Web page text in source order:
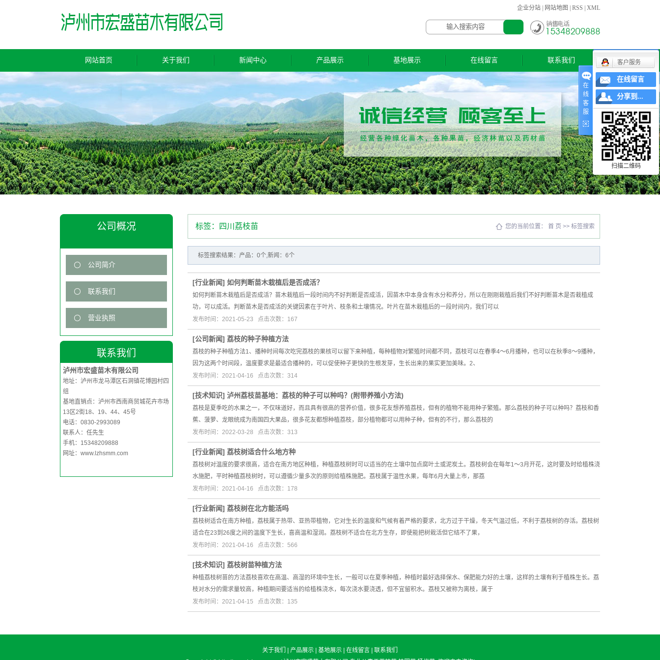
企业分站 网站地图 RSS XML
网站首页 关于我们
营业执照
新闻中心
公司新闻
行业新闻
技术知识
产品展示
绿化苗
经济林苗
药材苗
基地展示
基地展示
在线留言 联系我们
公司概况
公司简介
联系我们
营业执照
联系我们
泸州市宏盛苗木有限公司
地址：泸州市龙马潭区石洞镇花博园村四
组
基地直销点：泸州市西南商贸城花卉市场
13区2街18、19、44、45号
电话：0830-2993089
联系人：任先生
手机：15348209888
网址： www.lzhsmm.com
标签：四川荔枝苗 您的当前位置： 首 页 >> 标签搜索
标签搜索结果：产品：0个,新闻：6个
[行业新闻] 如何判断苗木栽植后是否成活？
如何判断苗木栽植后是否成活？苗木栽植后一段时间内不好判断是否成活，因苗木中本身含有水分和养分，所以在刚刚栽植后我们不好判断苗木是否栽植成
功，可以成活。判断苗木是否成活的关键因素在于叶片、枝条和土壤情况。叶片在苗木栽植后的一段时间内，我们可以
发布时间：2021-05-23 点击次数：167
[公司新闻] 荔枝的种子种植方法
荔枝的种子种植方法1、播种时间每次吃完荔枝的果核可以留下来种植，每种植物对繁殖时间都不同，荔枝可以在春季4～6月播种，也可以在秋季8～9播种，
因为这两个时间段，温度要求是最适合播种的，可以促使种子更快的生根发芽，生长出来的果实更加美味。2、
发布时间：2021-04-16 点击次数：314
[技术知识] 泸州荔枝苗基地：荔枝的种子可以种吗？(附带养殖小方法)
荔枝是夏季吃的水果之一，不仅味道好，而且具有很高的营养价值，很多花友想养殖荔枝，但有的植物不能用种子繁殖。那么荔枝的种子可以种吗？荔枝和香
蕉、菠萝、龙眼统成为南国四大果品，很多花友都想种植荔枝，部分植物都可以用种子种，但有的不行，那么荔枝的
发布时间：2022-03-28 点击次数：313
[行业新闻] 荔枝树适合什么地方种
荔枝树对温度的要求很高，适合在南方地区种植，种植荔枝树时可以适当的在土壤中加点腐叶土或泥炭土。荔枝树会在每年1～3月开花，这时要及时给植株浇
水施肥，平时种植荔枝树时，可以遵循少量多次的原则给植株施肥。荔枝属于温性水果，每年6月大量上市，那荔
发布时间：2021-04-16 点击次数：178
[行业新闻] 荔枝树在北方能活吗
荔枝树适合在南方种植，荔枝属于热带、亚热带植物，它对生长的温度和气候有着严格的要求，北方过于干燥，冬天气温过低，不利于荔枝树的存活。荔枝树
适合在23到26度之间的温度下生长，喜高温和湿润。荔枝树不适合在北方生存，即使能把树栽活但它结不了果，
发布时间：2021-04-16 点击次数：566
[技术知识] 荔枝树苗种植方法
种植荔枝树苗的方法荔枝喜欢在高温、高湿的环境中生长，一般可以在夏季种植，种植时最好选择保水、保肥能力好的土壤，这样的土壤有利于植株生长。荔
枝对水分的需求量较高，种植期间要适当的给植株浇水，每次浇水要浇透，但不宜留积水。荔枝又被称为离枝，属于
发布时间：2021-04-15 点击次数：135
关于我们 产品展示 基地展示 在线留言
联系我们
在
线
客
服
客户服务
在线留言
分享到...
扫描二维码